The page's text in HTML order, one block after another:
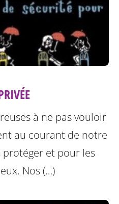
à ne pas vouloir
au courant de notre
et pour les
Nos (…)